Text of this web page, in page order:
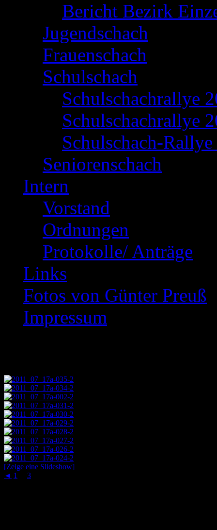
Bericht Bezirk
Jugendschach
Frauenschach
Schulschach
Schulschachrallye
Schulschachrallye
Schulschach-
Seniorenschach
Intern
Vorstand
Ordnungen
Protokolle/ Anträge
Links
Fotos von Günter Preuß
Impressum
[Zeige eine Slideshow]
◄ 1 3